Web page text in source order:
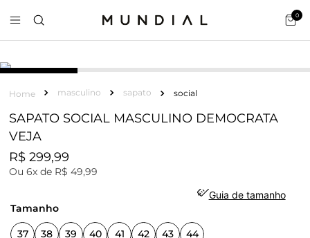
0
COURO
masculino sapato social
SAPATO SOCIAL MASCULINO DEMOCRATA
VEJA
R$ 299,99
Ou 6x de R$ 49,99
Guia de tamanho
tamanho
37 38 39 40 41 42 43 44